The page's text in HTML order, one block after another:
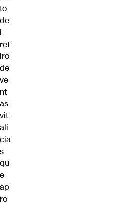
to
de
l
ret
iro
de
ve
nt
as
vit
ali
cia
s
qu
e
ap
ro